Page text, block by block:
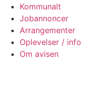
Kommunalt
Jobannoncer
Arrangementer
Oplevelser / info
Om avisen